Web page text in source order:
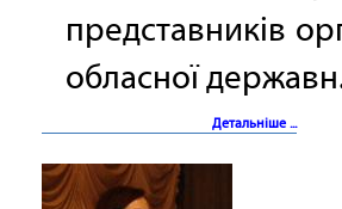
представників
обласної
Детальніше ...